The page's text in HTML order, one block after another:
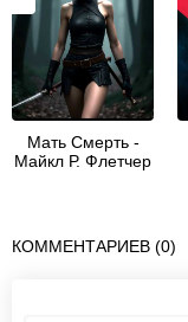
Мать Смерть -
Майкл Р. Флетчер
КОММЕНТАРИЕВ (0)